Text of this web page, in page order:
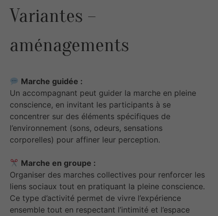
Variantes –
aménagements
Marche guidée :
Un accompagnant peut guider la marche en pleine
conscience, en invitant les participants à se
concentrer sur des éléments spécifiques de
l’environnement (sons, odeurs, sensations
corporelles) pour affiner leur perception.
Marche en groupe :
Organiser des marches collectives pour renforcer les
liens sociaux tout en pratiquant la pleine conscience.
Ce type d’activité permet de vivre l’expérience
ensemble tout en respectant l’intimité et l’espace